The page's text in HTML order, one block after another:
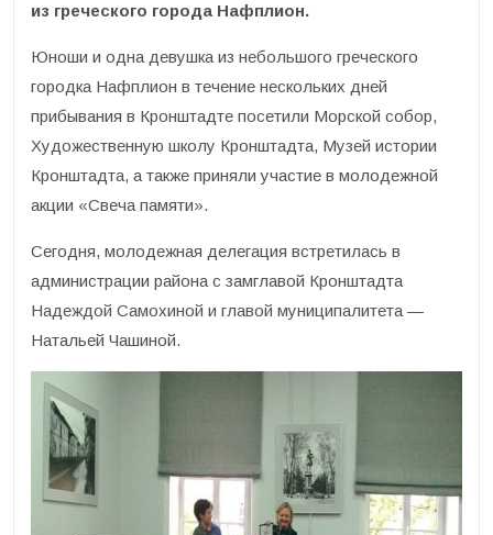
из греческого города Нафплион.
Юноши и одна девушка из небольшого греческого
городка Нафплион в течение нескольких дней
прибывания в Кронштадте посетили Морской собор,
Художественную школу Кронштадта, Музей истории
Кронштадта, а также приняли участие в молодежной
акции «Свеча памяти».
Сегодня, молодежная делегация встретилась в
администрации района с замглавой Кронштадта
Надеждой Самохиной и главой муниципалитета —
Натальей Чашиной.